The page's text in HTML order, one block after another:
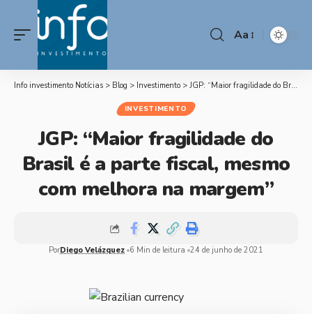
Aa
Info investimento Notícias > Blog > Investimento > JGP: “Maior fragilidade do Brasil é a parte fiscal, mesmo com melhora na margem”
INVESTIMENTO
JGP: “Maior fragilidade do
Brasil é a parte fiscal, mesmo
com melhora na margem”
PorDiego Velázquez 6 Min de leitura 24 de junho de 2021